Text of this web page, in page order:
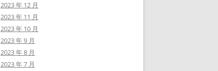
2023 年 12 月
2023 年 11 月
2023 年 10 月
2023 年 9 月
2023 年 8 月
2023 年 7 月